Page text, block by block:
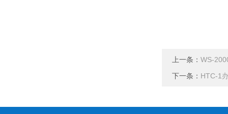
上一条： WS-
下一条： HTC-1